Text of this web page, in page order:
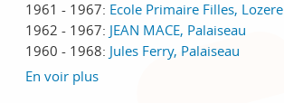
1961 - 1967: Ecole Primaire Filles, Lozere
1962 - 1967: JEAN MACE, Palaiseau
1960 - 1968: Jules Ferry, Palaiseau
En voir plus